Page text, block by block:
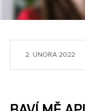
2. ÚNORA 2022